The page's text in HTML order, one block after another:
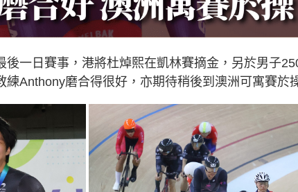
後一日賽事，港將杜焯熙在凱林賽摘金，另於男子
Anthony磨合得很好，亦期待稍後到澳洲可寓賽於